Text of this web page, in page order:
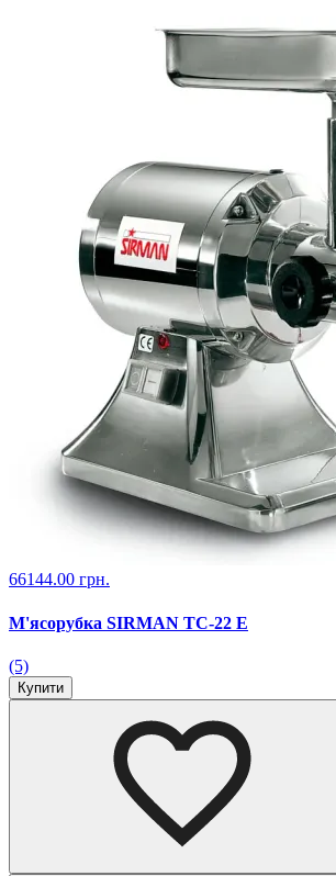
66144.00 грн.
М'ясорубка SIRMAN TC-22 Е
(5)
Купити